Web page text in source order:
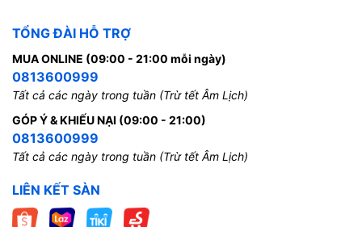
TỔNG ĐÀI HỖ TRỢ
MUA ONLINE (09:00 - 21:00 mỗi ngày)
0813600999
Tất cả các ngày trong tuần (Trừ tết Âm Lịch)
GÓP Ý & KHIẾU NẠI (09:00 - 21:00)
0813600999
Tất cả các ngày trong tuần (Trừ tết Âm Lịch)
LIÊN KẾT SÀN